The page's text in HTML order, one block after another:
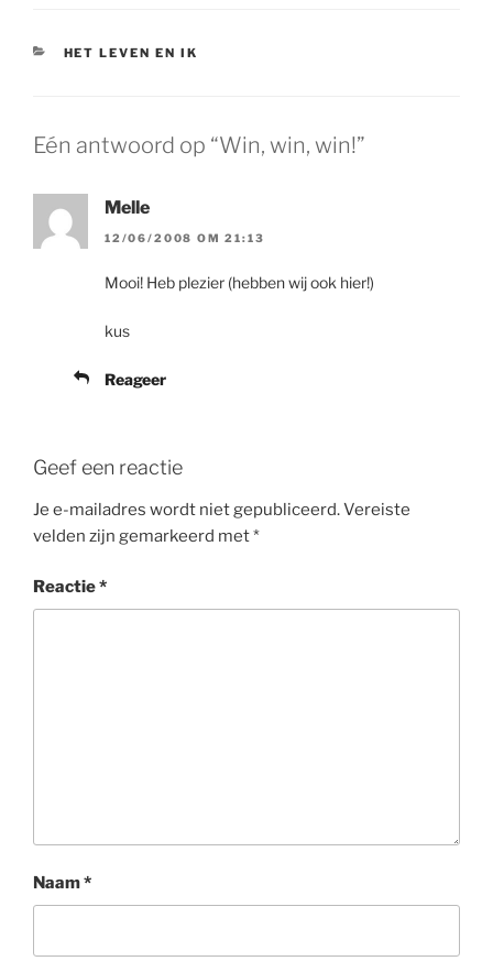
CATEGORIEËN
HET LEVEN EN IK
Eén antwoord op “Win, win, win!”
Melle
12/06/2008 OM 21:13
Mooi! Heb plezier (hebben wij ook hier!)
kus
Reageer
Geef een reactie
Je e-mailadres wordt niet gepubliceerd.Vereiste
velden zijn gemarkeerd met*
Reactie*
Naam*